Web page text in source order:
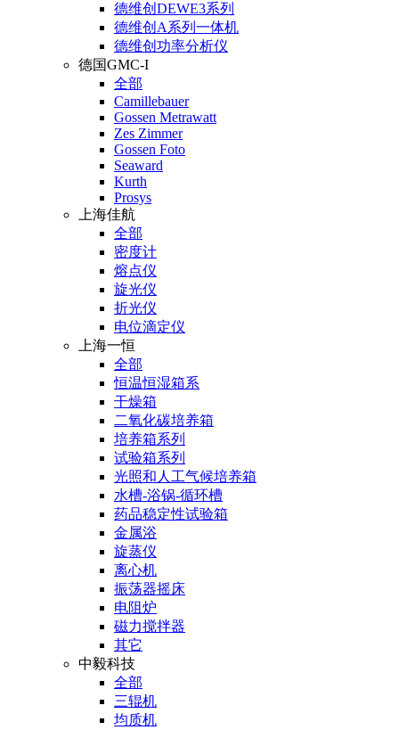
德维创DEWE3系列
德维创A系列一体机
德维创功率分析仪
德国GMC-I
全部
Camillebauer
Gossen Metrawatt
Zes Zimmer
Gossen Foto
Seaward
Kurth
Prosys
上海佳航
全部
密度计
熔点仪
旋光仪
折光仪
电位滴定仪
上海一恒
全部
恒温恒湿箱系
干燥箱
二氧化碳培养箱
培养箱系列
试验箱系列
光照和人工气候培养箱
水槽-浴锅-循环槽
药品稳定性试验箱
金属浴
旋蒸仪
离心机
振荡器摇床
电阻炉
磁力搅拌器
其它
中毅科技
全部
三辊机
均质机